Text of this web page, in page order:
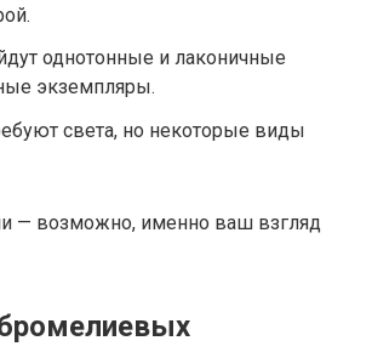
однотонные и лаконичные
экземпляры.
света, но некоторые виды
— возможно, именно ваш взгляд